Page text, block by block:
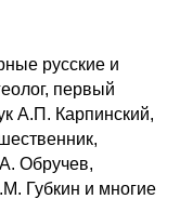
русские и
первый
А.П. Карпинский,
Обручев,
Губкин и многие